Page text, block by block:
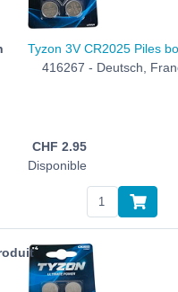
Tyzon 3V CR2025 Piles
416267 - Deutsch,
CHF 2.95
Disponible